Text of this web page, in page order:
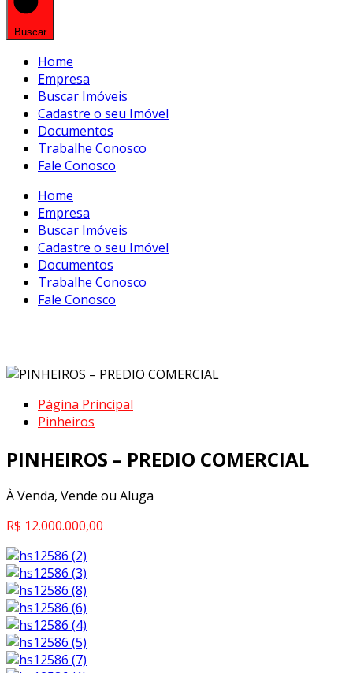
Buscar
Home
Empresa
Buscar Imóveis
Cadastre o seu Imóvel
Documentos
Trabalhe Conosco
Fale Conosco
Home
Empresa
Buscar Imóveis
Cadastre o seu Imóvel
Documentos
Trabalhe Conosco
Fale Conosco
Página Principal
Pinheiros
PINHEIROS – PREDIO COMERCIAL
À Venda, Vende ou Aluga
R$ 12.000.000,00